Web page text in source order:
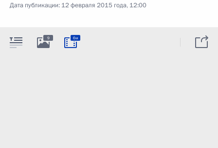
Дата публикации: 12 февраля 2015 года, 12:00
9 6м